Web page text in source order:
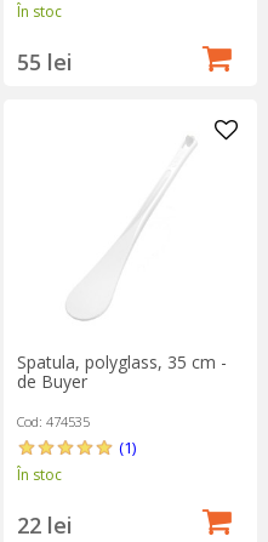
În stoc
55 lei
Spatula, polyglass, 35 cm -
de Buyer
Cod: 474535
(1)
În stoc
22 lei